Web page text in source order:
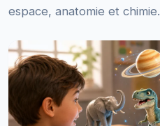
espace, anatomie et chimie.